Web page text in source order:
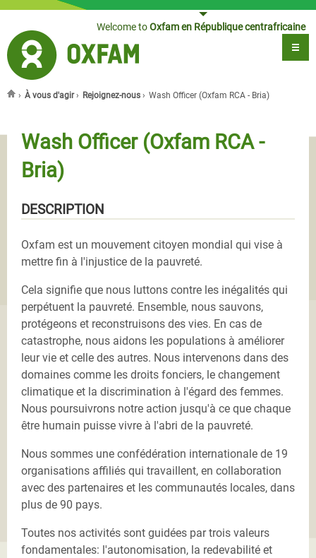
Jump to navigationWelcome toOxfam en République centrafricaine
› À vous d'agir› Rejoignez-nous › Wash Officer (Oxfam RCA - Bria)
Wash Officer (Oxfam RCA -
Bria)
DESCRIPTION
Oxfam est un mouvement citoyen mondial qui vise à
mettre fin à l'injustice de la pauvreté.
Cela signifie que nous luttons contre les inégalités qui
perpétuent la pauvreté. Ensemble, nous sauvons,
protégeons et reconstruisons des vies. En cas de
catastrophe, nous aidons les populations à améliorer
leur vie et celle des autres. Nous intervenons dans des
domaines comme les droits fonciers, le changement
climatique et la discrimination à l'égard des femmes.
Nous poursuivrons notre action jusqu'à ce que chaque
être humain puisse vivre à l'abri de la pauvreté.
Nous sommes une confédération internationale de 19
organisations affiliés qui travaillent, en collaboration
avec des partenaires et les communautés locales, dans
plus de 90 pays.
Toutes nos activités sont guidées par trois valeurs
fondamentales: l'autonomisation, la redevabilité et